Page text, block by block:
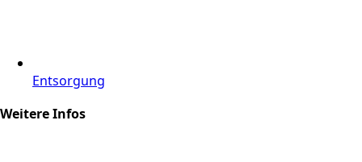
Entsorgung
Weitere Infos